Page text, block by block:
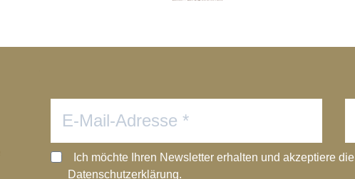
Ich möchte Ihren Newsletter erhalten und akzeptiere die
Datenschutzerklärung.